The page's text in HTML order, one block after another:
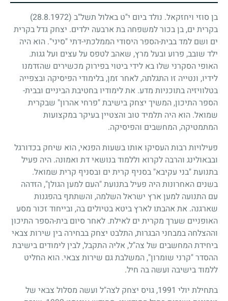
בן סוזי ויחזקאל. נולד ביום י"ט באלול תשל"ב (28.8.1972)
בקרית ים, בן בכור למשפחה בת ארבעה ילדים. יצחק גדל בקרית
ים ושם למד בבית-הספר היסודי הממלכתי-דתי "סיני". הוא היה
ילד שובב, פרוע ובעל מרץ, שאהב לטפס על עצים ועל גגות.
האופי הסקרני שלו בא לידי ביטוי בפירוק מכשירים שהזדמנו
לידיו, ונטייה זו התגלתה, לאחר זמן, בלימודי הפיסיקה ובצפייה
בטלוויזיה בתוכניות מדע. את לימודיו בחטיבת הביניים ובבית-
הספר התיכון, המשיך יצחק בישיבת "פרחי אהרון" שבקרית
שמואל. הוא היה תלמיד טוב והצטיין בעיקר במקצועות
המתמטיקה, המחשבים והפיסיקה.
פעילויות רבות העסיקו אותו בשעות הפנאי, הוא שיחק בכדורגל
ובבאולינג והרבה לקרוא וללמוד בנושאי דת ואמונה. היה פעיל
בתנועת "בני עקיבא" בסניף קרית ים ובסניף קרית שמואל.
בשנים האחרונות היה פעיל בתנועת "העם למען הגולן", הזדהה
עם התנועה למען ארץ ישראל השלמה, והשתתף בהפגנות
שארגנה. את אהבתו לארץ ביטא בטיולים בה, ובייחוד זכור מסע
האופניים שערך מקרית ים לאילת. לאחר סיום בית-הספר התיכון
וההצלחה במבחני הבגרות, התלבט יצחק בבחירה בין שירות צבאי
ביחידת המחשבים של צה"ל, אליה התקבל, לבין לימודים בישיבת
ההסדר "קרני שומרון", המשלבת גם שירות צבאי. הוא החליט
ללמוד בישיבה ועשה בה חיל.
בתחילת יולי 1991, גויס יצחק לצה"ל ועשה מסלול צבאי של